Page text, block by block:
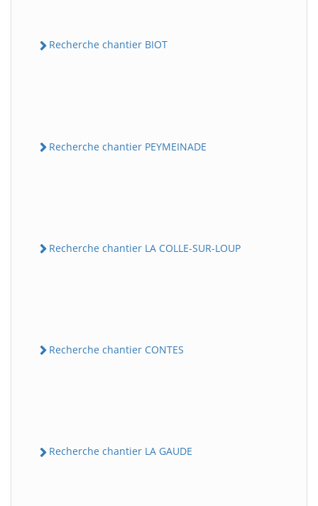
Recherche chantier BIOT
Recherche chantier PEYMEINADE
Recherche chantier LA COLLE-SUR-LOUP
Recherche chantier CONTES
Recherche chantier LA GAUDE